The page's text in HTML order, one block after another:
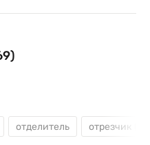
отделитель отрезчик